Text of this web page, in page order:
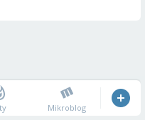
Mikroblog